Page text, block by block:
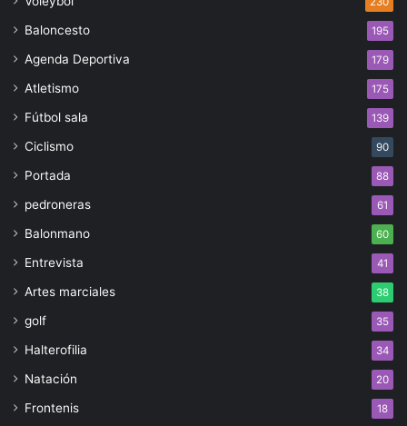
Baloncesto 195
Agenda Deportiva 179
Atletismo 175
Fútbol sala 139
Ciclismo 90
Portada 88
pedroneras 61
Balonmano 60
Entrevista 41
Artes marciales 38
golf 35
Halterofilia 34
Natación 20
Frontenis 18